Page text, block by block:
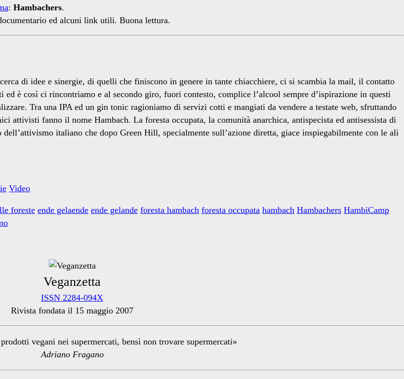
: Hambachers.
ed alcuni link utili. Buona lettura.
di idee e sinergie, di quelli che finiscono in genere in tante chiacchiere, ci si scambia la mail, il contatto
è così ci rincontriamo e al secondo giro, fuori contesto, complice l’alcool sempre d’ispirazione in questi
Tra una IPA ed un gin tonic ragioniamo di servizi cotti e mangiati da vendere a testate web, sfruttando
attivisti fanno il nome Hambach. La foresta occupata, la comunità anarchica, antispecista ed antisessista di
italiano che dopo Green Hill, specialmente sull’azione diretta, giace inspiegabilmente con le ali
Video
foreste ende gelaende ende gelande foresta hambach foresta occupata hambach Hambachers HambiCamp
Veganzetta
ISSN 2284-094X
Rivista fondata il 15 maggio 2007
vegani nei supermercati, bensì non trovare supermercati»
Adriano Fragano